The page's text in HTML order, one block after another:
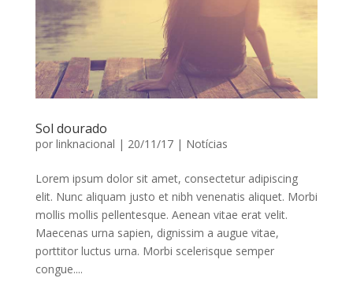
Sol dourado
por linknacional | 20/11/17| Notícias
Lorem ipsum dolor sit amet, consectetur adipiscing
elit. Nunc aliquam justo et nibh venenatis aliquet. Morbi
mollis mollis pellentesque. Aenean vitae erat velit.
Maecenas urna sapien, dignissim a augue vitae,
porttitor luctus urna. Morbi scelerisque semper
congue....